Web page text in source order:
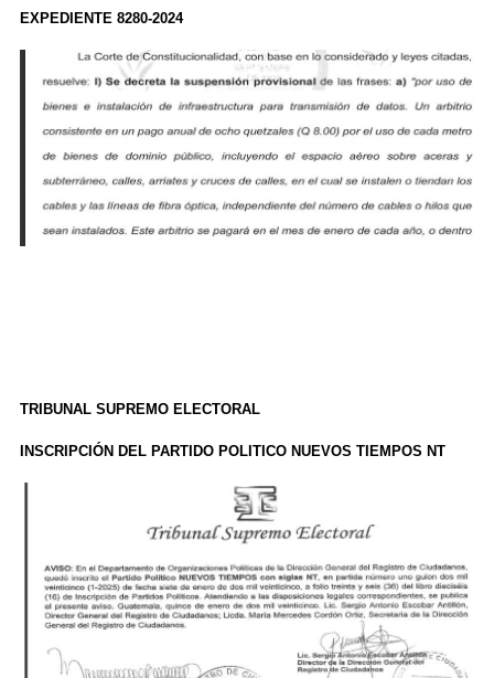
EXPEDIENTE 8280-2024
TRIBUNAL SUPREMO ELECTORAL
INSCRIPCIÓN DEL PARTIDO POLITICO NUEVOS TIEMPOS NT